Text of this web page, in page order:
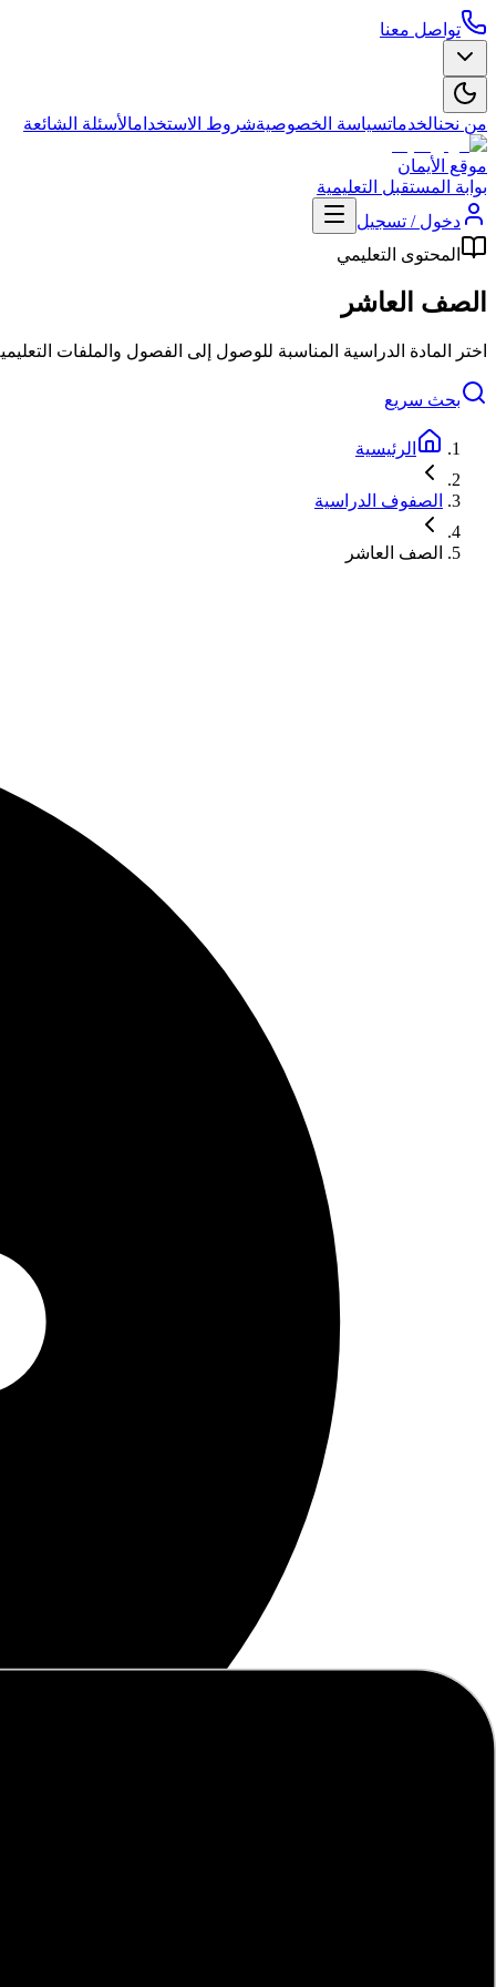
تواصل معنا
من نحنالخدماتسياسة الخصوصيةشروط الاستخدامالأسئلة الشائعة
موقع الأيمان
بوابة المستقبل التعليمية
دخول / تسجيل
المحتوى التعليمي
الصف العاشر
اختر المادة الدراسية المناسبة للوصول إلى الفصول والملفات
بحث سريع
الرئيسية
الصفوف الدراسية
الصف العاشر